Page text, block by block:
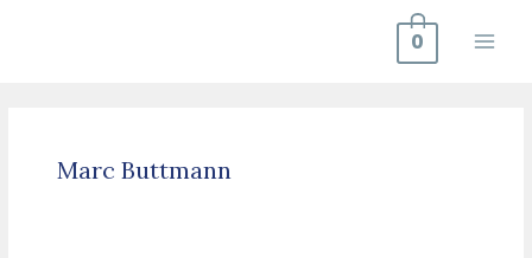
0
Marc Buttmann